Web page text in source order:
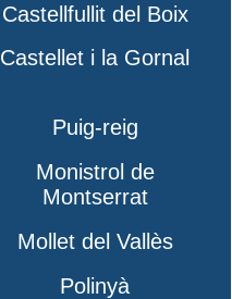
Castellfullit del Boix
Castellet i la Gornal
Puig-reig
Monistrol de
Montserrat
Mollet del Vallès
Polinyà